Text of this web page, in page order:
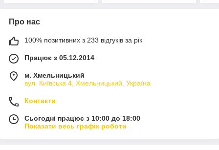
Про нас
100% позитивних з 233 відгуків за рік
Працює з 05.12.2014
м. Хмельницький
вул. Київська 4, Хмельницький, Україна
Контакти
Сьогодні працює з 10:00 до 18:00
Показати весь графік роботи